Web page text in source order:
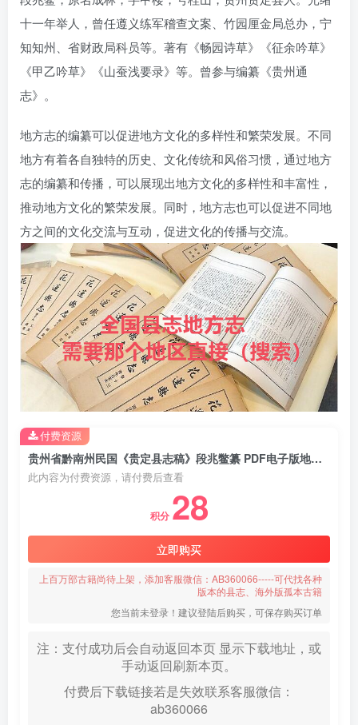
十一年举人，曾任遵义练军稽查文案、竹园厘金局总办，宁
知知州、省财政局科员等。著有《畅园诗草》《征余吟草》
《甲乙吟草》《山蚕浅要录》等。曾参与编纂《贵州通
志》。
地方志的编纂可以促进地方文化的多样性和繁荣发展。不同
地方有着各自独特的历史、文化传统和风俗习惯，通过地方
志的编纂和传播，可以展现出地方文化的多样性和丰富性，
推动地方文化的繁荣发展。同时，地方志也可以促进不同地
方之间的文化交流与互动，促进文化的传播与交流。
贵州省黔南州民国《贵定县志稿》段兆鳖纂 PDF电子版地方志下载
此内容为付费资源，请付费后查看
积分 28
立即购买
上百万部古籍尚待上架，添加客服微信：AB360066-----可代找各种
版本的县志、海外版孤本古籍
您当前未登录！建议登陆后购买，可保存购买订单
注：支付成功后会自动返回本页 显示下载地址，或
手动返回刷新本页。
付费后下载链接若是失效联系客服微信：
ab360066
付费资源